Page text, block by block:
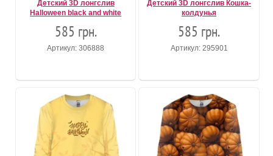
Детский 3D лонгслив
Halloween black and white
585 грн.
Артикул: 306888
Детский 3D лонгслив Кошка-
колдунья
585 грн.
Артикул: 295901